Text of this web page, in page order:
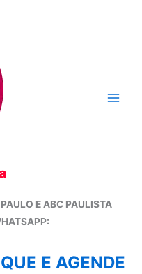
E ABC PAULISTA
E AGENDE